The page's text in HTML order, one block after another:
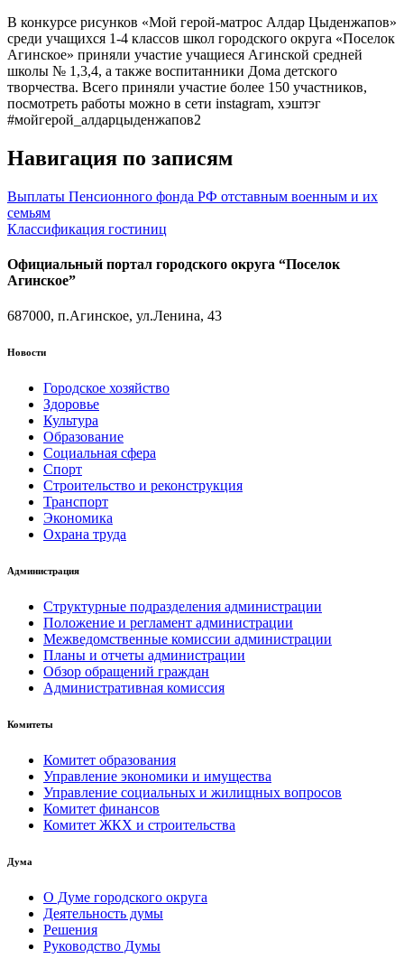
В конкурсе рисунков «Мой герой-матрос Алдар Цыденжапов»
среди учащихся 1-4 классов школ городского округа «Поселок
Агинское» приняли участие учащиеся Агинской средней
школы № 1,3,4, а также воспитанники Дома детского
творчества. Всего приняли участие более 150 участников,
посмотреть работы можно в сети instagram, хэштэг
#мойгерой_алдарцыденжапов2
Навигация по записям
Выплаты Пенсионного фонда РФ отставным военным и их
семьям
Классификация гостиниц
Официальный портал городского округа “Поселок
Агинское”
687000, п.Агинское, ул.Ленина, 43
Новости
Городское хозяйство
Здоровье
Культура
Образование
Социальная сфера
Спорт
Строительство и реконструкция
Транспорт
Экономика
Охрана труда
Администрация
Структурные подразделения администрации
Положение и регламент администрации
Межведомственные комиссии администрации
Планы и отчеты администрации
Обзор обращений граждан
Административная комиссия
Комитеты
Комитет образования
Управление экономики и имущества
Управление социальных и жилищных вопросов
Комитет финансов
Комитет ЖКХ и строительства
Дума
О Думе городского округа
Деятельность думы
Решения
Руководство Думы